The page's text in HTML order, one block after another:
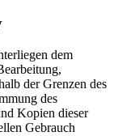
dem
der Grenzen des
des
Kopien dieser
Gebrauch